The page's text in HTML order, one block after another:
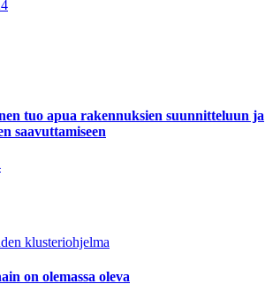
tuo apua rakennuksien suunnitteluun ja
saavuttamiseen
klusteriohjelma
on olemassa oleva